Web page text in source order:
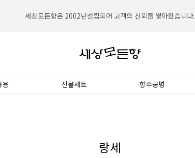
세상모든향은 2002년설립되어 고객의 신뢰를 쌓아왔습니다.
세상모든향은 대한민국 NO.1향수전문쇼핑몰입니다.
용 선물세트 향수공병
랑세